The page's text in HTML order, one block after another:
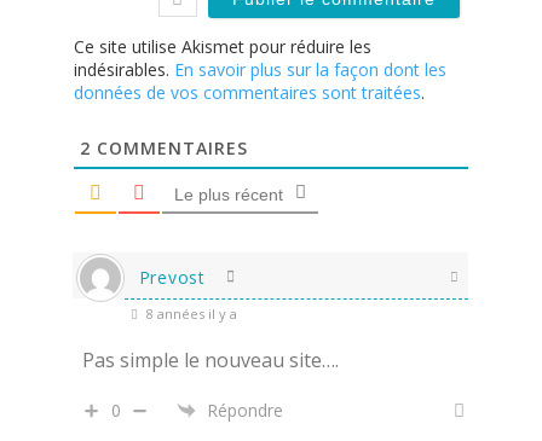
Ce site utilise Akismet pour réduire les
indésirables. En savoir plus sur la façon dont les
données de vos commentaires sont traitées.
2 COMMENTAIRES
Le plus récent
Prevost
8 années il y a
Pas simple le nouveau site….
0 Répondre